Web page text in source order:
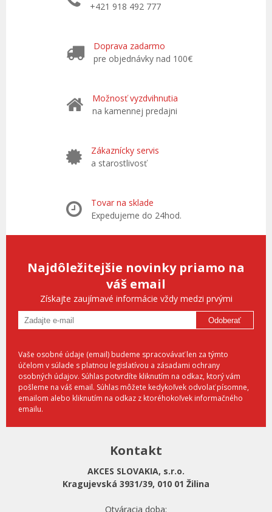
+421 918 492 777
Doprava zadarmo
pre objednávky nad 100€
Možnosť vyzdvihnutia
na kamennej predajni
Zákaznícky servis
a starostlivosť
Tovar na sklade
Expedujeme do 24hod.
Najdôležitejšie novinky priamo na
váš email
Získajte zaujímavé informácie vždy medzi prvými
Odoberať
Vaše osobné údaje (email) budeme spracovávať len za týmto
účelom v súlade s platnou legislatívou a zásadami ochrany
osobných údajov. Súhlas potvrdíte kliknutím na odkaz, ktorý vám
pošleme na váš email. Súhlas môžete kedykoľvek odvolať písomne,
emailom alebo kliknutím na odkaz z ktoréhokoľvek informačného
emailu.
Kontakt
AKCES SLOVAKIA, s.r.o.
Kragujevská 3931/39, 010 01 Žilina
Otváracia doba: